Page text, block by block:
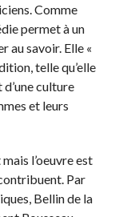
Comme
permet à un
au savoir. Elle «
telle qu’elle
culture
et leurs
l’oeuvre est
Par
Bellin de la